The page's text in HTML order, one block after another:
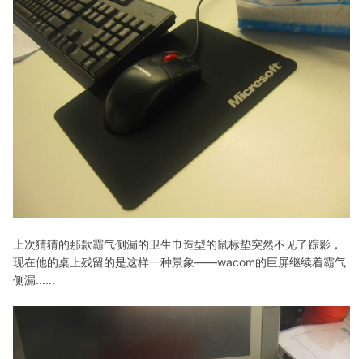
上次猜猜的那款霸气侧漏的卫生巾造型的鼠标垫突然不见了踪影，
现在他的桌上残留的是这样一种景象——wacom的巨屏继续着霸气
侧漏......